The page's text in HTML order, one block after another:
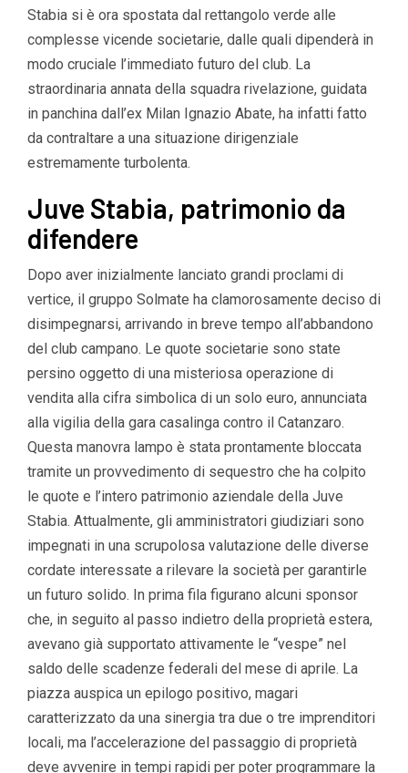
Stabia si è ora spostata dal rettangolo verde alle
complesse vicende societarie, dalle quali dipenderà in
modo cruciale l’immediato futuro del club. La
straordinaria annata della squadra rivelazione, guidata
in panchina dall’ex Milan Ignazio Abate, ha infatti fatto
da contraltare a una situazione dirigenziale
estremamente turbolenta.
Juve Stabia, patrimonio da
difendere
Dopo aver inizialmente lanciato grandi proclami di
vertice, il gruppo Solmate ha clamorosamente deciso di
disimpegnarsi, arrivando in breve tempo all’abbandono
del club campano. Le quote societarie sono state
persino oggetto di una misteriosa operazione di
vendita alla cifra simbolica di un solo euro, annunciata
alla vigilia della gara casalinga contro il Catanzaro.
Questa manovra lampo è stata prontamente bloccata
tramite un provvedimento di sequestro che ha colpito
le quote e l’intero patrimonio aziendale della Juve
Stabia. Attualmente, gli amministratori giudiziari sono
impegnati in una scrupolosa valutazione delle diverse
cordate interessate a rilevare la società per garantirle
un futuro solido. In prima fila figurano alcuni sponsor
che, in seguito al passo indietro della proprietà estera,
avevano già supportato attivamente le “vespe” nel
saldo delle scadenze federali del mese di aprile. La
piazza auspica un epilogo positivo, magari
caratterizzato da una sinergia tra due o tre imprenditori
locali, ma l’accelerazione del passaggio di proprietà
deve avvenire in tempi rapidi per poter programmare la